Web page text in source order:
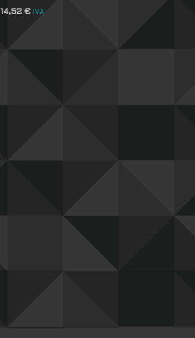
14,52 € IVA